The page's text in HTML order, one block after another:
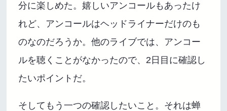
分に楽しめた。嬉しいアンコールもあったけ
れど、アンコールはヘッドライナーだけのも
のなのだろうか。他のライブでは、アンコー
ルを聴くことがなかったので、2日目に確認し
たいポイントだ。
そしてもう一つの確認したいこと。それは蝉